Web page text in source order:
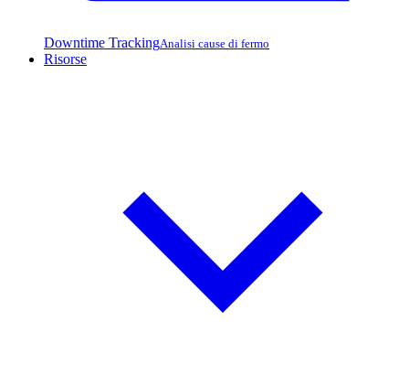
Downtime TrackingAnalisi cause di fermo
Risorse